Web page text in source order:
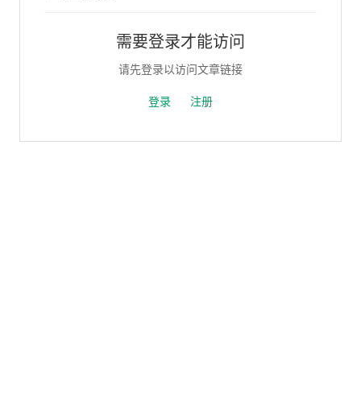
需要登录才能访问
请先登录以访问文章链接
登录 注册